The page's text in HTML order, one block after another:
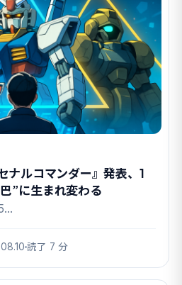
ナルコマンダー』発表、1
”に生まれ変わる
読了 7 分